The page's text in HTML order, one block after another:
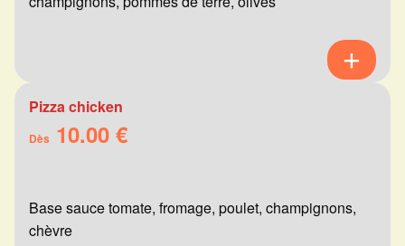
Pizza chicken
Dès 10.00 €
Base sauce tomate, fromage, poulet, champignons,
chèvre